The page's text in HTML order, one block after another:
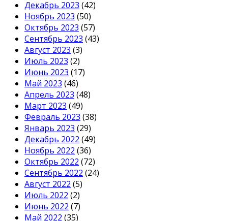
Декабрь 2023 (42)
Ноябрь 2023 (50)
Октябрь 2023 (57)
Сентябрь 2023 (43)
Август 2023 (3)
Июль 2023 (2)
Июнь 2023 (17)
Май 2023 (46)
Апрель 2023 (48)
Март 2023 (49)
Февраль 2023 (38)
Январь 2023 (29)
Декабрь 2022 (49)
Ноябрь 2022 (36)
Октябрь 2022 (72)
Сентябрь 2022 (24)
Август 2022 (5)
Июль 2022 (2)
Июнь 2022 (7)
Май 2022 (35)